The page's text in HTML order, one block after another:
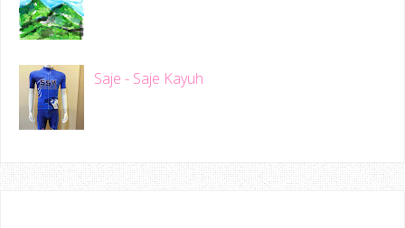
Saje - Saje Kayuh